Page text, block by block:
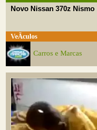
Novo Nissan 370z Nismo
VeÃ­culos
Carros e Marcas